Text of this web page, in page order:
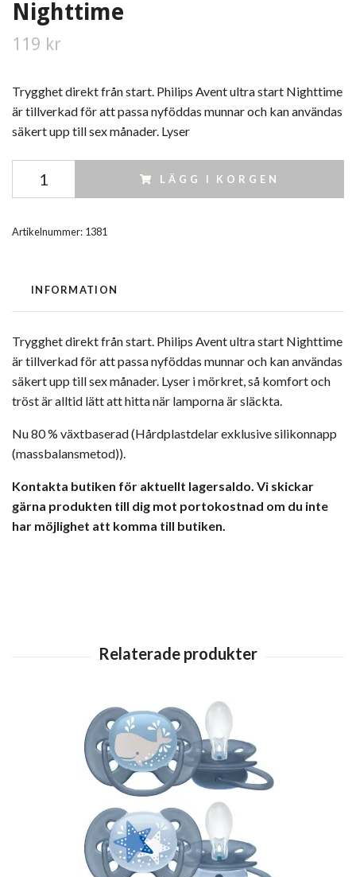
Nighttime
119 kr
Trygghet direkt från start. Philips Avent ultra start Nighttime
är tillverkad för att passa nyföddas munnar och kan användas
säkert upp till sex månader. Lyser
LÄGG I KORGEN
Artikelnummer: 1381
INFORMATION
Trygghet direkt från start. Philips Avent ultra start Nighttime
är tillverkad för att passa nyföddas munnar och kan användas
säkert upp till sex månader. Lyser i mörkret, så komfort och
tröst är alltid lätt att hitta när lamporna är släckta.
Nu 80 % växtbaserad (Hårdplastdelar exklusive silikonnapp
(massbalansmetod)).
Kontakta butiken för aktuellt lagersaldo. Vi skickar
gärna produkten till dig mot portokostnad om du inte
har möjlighet att komma till butiken.